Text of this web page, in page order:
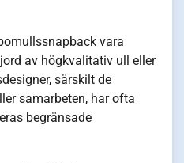
vara
av högkvalitativ ull eller
särskilt de
samarbeten, har ofta
begränsade